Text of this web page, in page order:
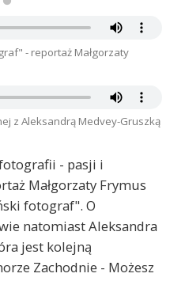
- reportaż Małgorzaty
z Aleksandrą Medvey-Gruszką
- pasji i
Małgorzaty Frymus
fotograf". O
natomiast Aleksandra
jest kolejną
Zachodnie - Możesz